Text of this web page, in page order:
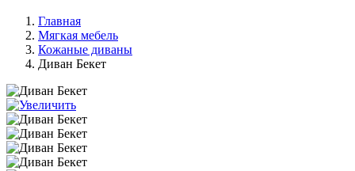
Главная
Мягкая мебель
Кожаные диваны
Диван Бекет